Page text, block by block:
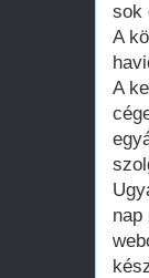
sok
A
A
nap